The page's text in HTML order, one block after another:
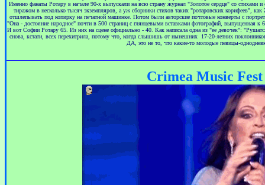
Именно фанаты Ротару в начале 90-х выпускали на всю страну журнал "Золотое сердце" со стихами
тиражом в несколько тысяч экземпляров, а уж сборники стихов таких "ротаровских корифеев",
отшлепывать под копирку на печатной машинке. Потом были авторские почтовые конверты с
"Она - достояние народное" почти в 500 страниц с глянцевыми вставками фотографий, выпущенная
И вот Софии Ротару 65. Из них на сцене официально - 40. Как написала одна из "ее девочек":
снова, кстати, всех перехитрила, потому что, когда слышишь от нынешних 17-20-летних
ДА, это не то, что какие-то молодые певицы-
Crimea Music Fest